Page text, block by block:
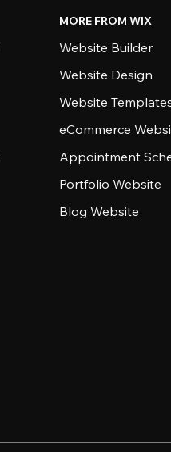
MORE FROM WIX
Website Builder
Website Design
Website
eCommerce
Appointment
Portfolio Website
Blog Website